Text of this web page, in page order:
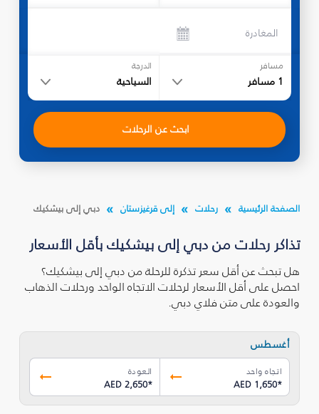
المغادرة
مسافر
1 مسافر
الدرجة
السياحية
ابحث عن الرحلات
الصفحة الرئيسية رحلات إلى قرغيزستان دبي إلى بيشكيك
تذاكر رحلات من دبي إلى بيشكيك بأقل الأسعار
هل تبحث عن أقل سعر تذكرة للرحلة من دبي إلى بيشكيك؟
احصل على أقل الأسعار لرحلات الاتجاه الواحد ورحلات الذهاب
والعودة على متن فلاي دبي.
أغسطس
اتجاه واحد
AED 1,650*
العودة
AED 2,650*